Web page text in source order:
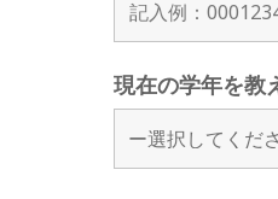
現在の学年を教